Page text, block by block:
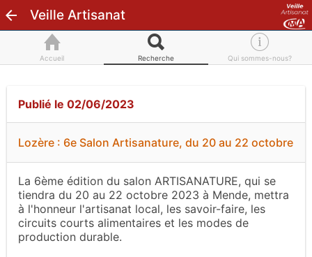
Veille Artisanat
Accueil Recherche Qui sommes-nous?
Publié le 02/06/2023
Lozère : 6e Salon Artisanature, du 20 au 22 octobre
La 6ème édition du salon ARTISANATURE, qui se
tiendra du 20 au 22 octobre 2023 à Mende, mettra
à l'honneur l'artisanat local, les savoir-faire, les
circuits courts alimentaires et les modes de
production durable.